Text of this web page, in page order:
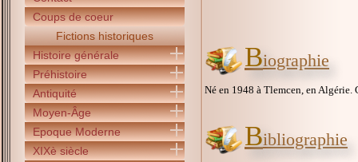
Coups de coeur
Fictions historiques
Histoire générale
Préhistoire
Antiquité
Moyen-Âge
Epoque Moderne
XIXè siècle
Biographie
Né en 1948 à Tlemcen, en Algérie.
Bibliographie